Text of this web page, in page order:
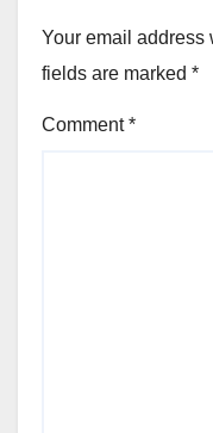
Your email address
fields are marked *
Comment*